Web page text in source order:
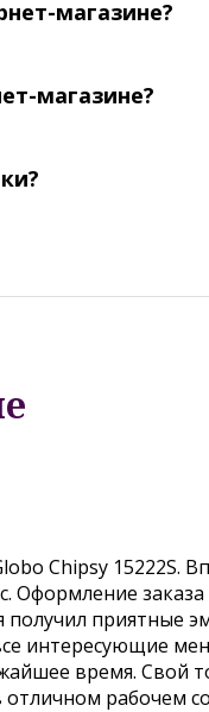
магазине?
магазине?
Chipsy 15222S.
Оформление
получил приятные
интересующие
время. Свой
рабочем